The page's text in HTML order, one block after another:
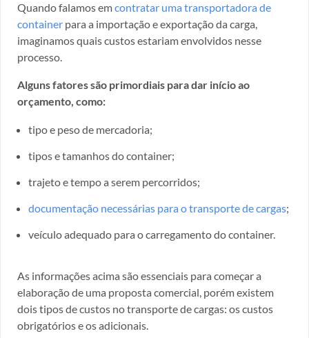
Quando falamos emcontratar uma transportadora de
container para a importação e exportação da carga,
imaginamos quais custos estariam envolvidos nesse
processo.
Alguns fatores são primordiais para dar início ao
orçamento, como:
tipo e peso de mercadoria;
tipos e tamanhos do container;
trajeto e tempo a serem percorridos;
documentação necessárias para o transporte de cargas;
veículo adequado para o carregamento do container.
As informações acima são essenciais para começar a
elaboração de uma proposta comercial, porém existem
dois tipos de custos no transporte de cargas: os custos
obrigatórios e os adicionais.